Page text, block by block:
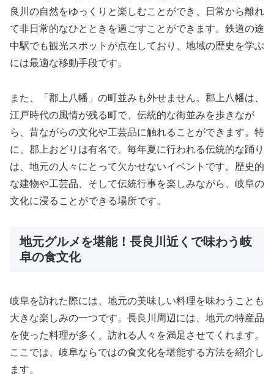
良川の自然をゆっくりと楽しむことができ、日常から離れ
て非日常的なひとときを過ごすことができます。鉄道の途
中駅でも観光スポットが点在しており、地域の歴史を学ぶ
には最適な移動手段です。
また、「郡上八幡」の町並みも外せません。郡上八幡は、
江戸時代の風情が残る町で、伝統的な街並みを歩きなが
ら、昔ながらの文化や工芸品に触れることができます。特
に、郡上おどりは有名で、毎年夏に行われる伝統的な踊り
は、地元の人々にとって欠かせないイベントです。歴史的
な建物や工芸品、そして伝統行事を楽しみながら、岐阜の
文化に浸ることができる場所です。
地元グルメを堪能！長良川近くで味わう岐
阜の食文化
岐阜を訪れた際には、地元の美味しい料理を味わうことも
大きな楽しみの一つです。長良川周辺には、地元の特産品
を使った料理が多く、訪れる人々を満足させてくれます。
ここでは、岐阜ならではの食文化を堪能する方法を紹介し
ます。